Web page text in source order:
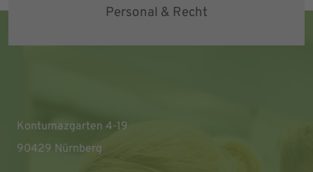
Personal & Recht
Kontumazgarten 4-19
90429 Nürnberg